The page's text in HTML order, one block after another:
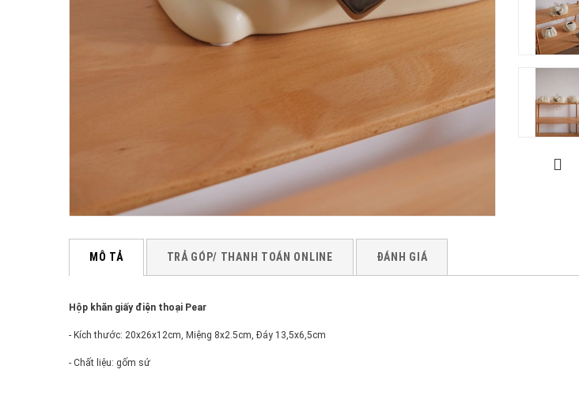
MÔ TẢ TRẢ GÓP/ THANH TOÁN ONLINE ĐÁNH GIÁ
Hộp khăn giấy điện thoại Pear
- Kích thước: 20x26x12cm, Miệng 8x2.5cm, Đáy 13,5x6,5cm
- Chất liệu: gốm sứ